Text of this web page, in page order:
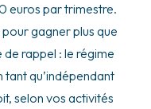
euros par trimestre.
gagner plus que
rappel : le régime
qu’indépendant
selon vos activités